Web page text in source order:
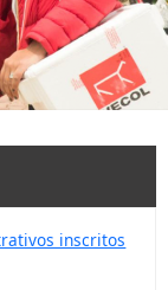
inscritos